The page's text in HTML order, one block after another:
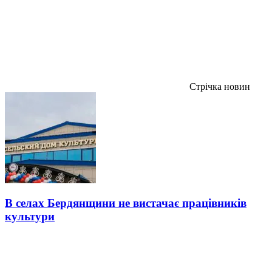
Стрічка новин
В селах Бердянщини не вистачає працівників
культури